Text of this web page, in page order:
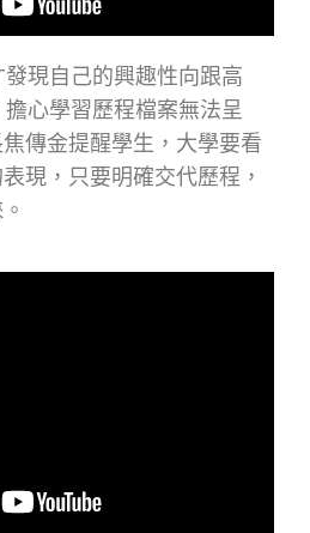
現自己的興趣性向跟高
心學習歷程檔案無法呈
傳金提醒學生，大學要看
現，只要明確交代歷程，